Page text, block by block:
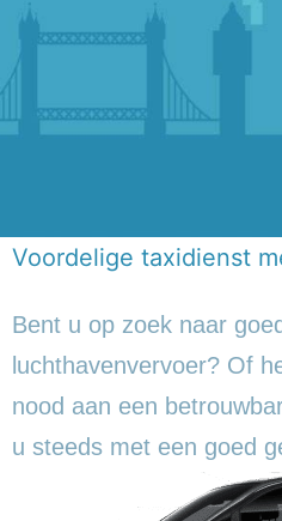
Voordelige taxidienst
Bent u op zoek naar
luchthavenvervoer? Of
nood aan een
u steeds met een goed